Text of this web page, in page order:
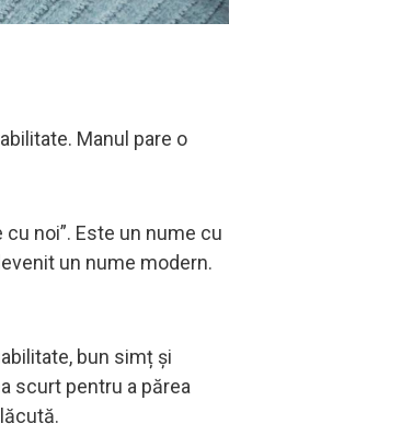
Manul pare o
noi”. Este un nume cu
un nume modern.
bun simț și
scurt pentru a părea